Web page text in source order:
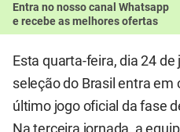
Entra no nosso canal Whatsapp
e recebe as melhores ofertas
Esta quarta-feira, dia 24
seleção do Brasil entra
último jogo oficial da fase